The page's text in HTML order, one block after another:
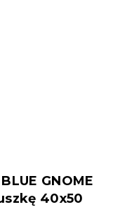
GNOME
40x50